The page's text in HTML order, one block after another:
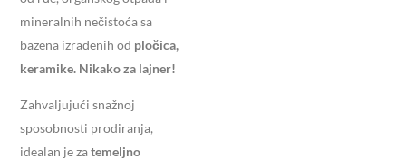
mineralnih nečistoća sa
bazena izrađenih od pločica,
keramike. Nikako za lajner!
Zahvaljujući snažnoj
sposobnosti prodiranja,
idealan je zatemeljno